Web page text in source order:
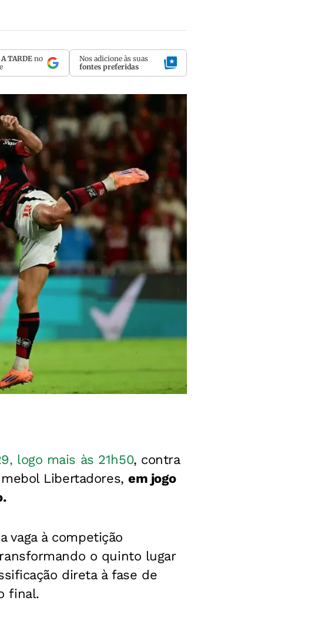
A TARDE no
Nos adicione às suas
fontes preferidas
logo mais às 21h50, contra
Libertadores,em jogo
vaga à competição
o quinto lugar
direta à fase de
final.